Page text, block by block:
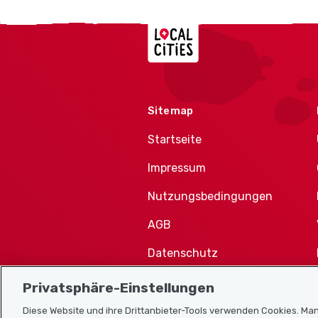
Localcities
Sitemap
Startseite
Impressum
Nutzungsbedingungen
AGB
Datenschutz
Cookie-Richtlinie
Privatsphäre-Einstellungen
Diese Website und ihre Drittanbieter-Tools verwenden Cookies.